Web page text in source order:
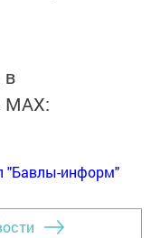
в
MАХ:
"Бавлы-информ"